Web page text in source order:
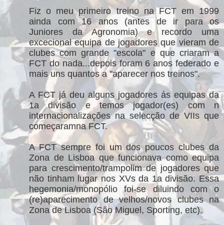
Fiz o meu primeiro treino na FCT em 1999
ainda com 16 anos (antes de ir para os
Juniores da Agronomia) e recordo uma
excecional equipa de jogadores que vieram de
clubes com grande "escola" e que criaram a
FCT do nada...depois foram 6 anos federado e
mais uns quantos a "aparecer nos treinos".
A FCT já deu alguns jogadores ás equipas da
1a divisão e temos jogador(es) com n
internacionalizações na selecção de VIIs que
começaramna FCT.
A FCT sempre foi um dos poucos clubes da
Zona de Lisboa que funcionava como equipa
para crescimento/trampolim de jogadores que
não tinham lugar nos XVs da 1a divisão. Essa
hegemonia/monopólio foi-se diluindo com o
(re)aparecimento de velhos/novos clubes na
Zona de Lisboa (São Miguel, Sporting, etc).